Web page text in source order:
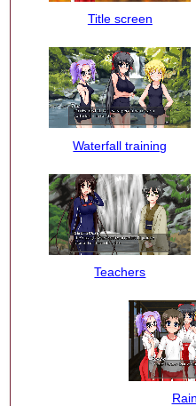
Title screen
Waterfall training
Teachers